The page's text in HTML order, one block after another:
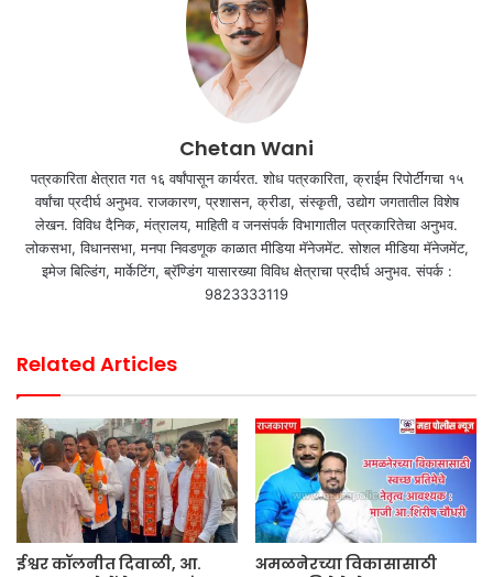
Chetan Wani
पत्रकारिता क्षेत्रात गत १६ वर्षांपासून कार्यरत. शोध पत्रकारिता, क्राईम रिपोर्टींगचा १५
वर्षांचा प्रदीर्घ अनुभव. राजकारण, प्रशासन, क्रीडा, संस्कृती, उद्योग जगतातील विशेष
लेखन. विविध दैनिक, मंत्रालय, माहिती व जनसंपर्क विभागातील पत्रकारितेचा अनुभव.
लोकसभा, विधानसभा, मनपा निवडणूक काळात मीडिया मॅनेजमेंट. सोशल मीडिया मॅनेजमेंट,
इमेज बिल्डिंग, मार्केटिंग, ब्रॅण्डिंग यासारख्या विविध क्षेत्राचा प्रदीर्घ अनुभव. संपर्क :
9823333119
Related Articles
ईश्वर कॉलनीत दिवाळी, आ.
अमळनेरच्या विकासासाठी